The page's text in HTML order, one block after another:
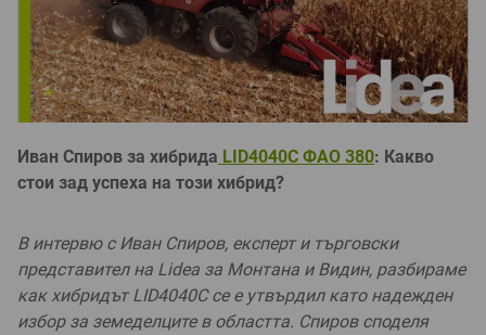
Иван Спиров за хибрида LID4040C ФАО 380: Какво
стои зад успеха на този хибрид?
В интервю с Иван Спиров, експерт и търговски
представител на Lidea за Монтана и Видин, разбираме
как хибридът LID4040C се е утвърдил като надежден
избор за земеделците в областта. Спиров споделя